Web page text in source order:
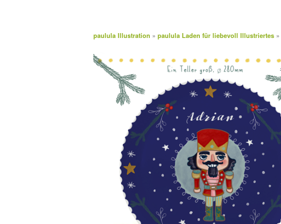
paulula Illustration » paulula Laden für liebevoll Illustriertes »